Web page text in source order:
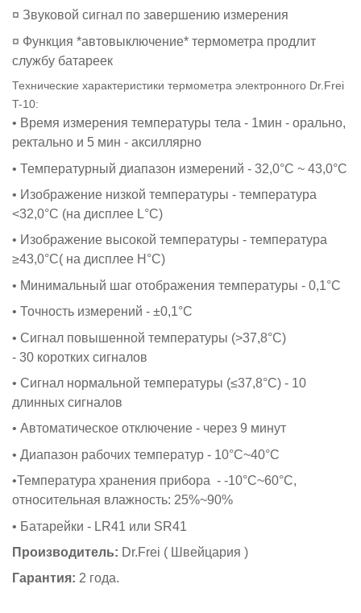
¤ Звуковой сигнал по завершению измерения
¤ Функция *автовыключение* термометра продлит
службу батареек
Технические характеристики термометра электронного Dr.Frei
T-10:
• Время измерения температуры тела - 1мин - орально,
ректально и 5 мин - аксиллярно
• Температурный диапазон измерений - 32,0°C ~ 43,0°C
• Изображение низкой температуры - температура
<32,0°C (на дисплее L°C)
• Изображение высокой температуры - температура
≥43,0°C( на дисплее H°C)
• Минимальный шаг отображения температуры - 0,1°C
• Точность измерений - ±0,1°C
• Сигнал повышенной температуры (>37,8°C)
- 30 коротких сигналов
• Сигнал нормальной температуры (≤37,8°C) - 10
длинных сигналов
• Автоматическое отключение - через 9 минут
• Диапазон рабочих температур - 10°C~40°C
•Температура хранения прибора - -10°C~60°C,
относительная влажность: 25%~90%
• Батарейки - LR41 или SR41
Производитель: Dr.Frei ( Швейцария )
Гарантия: 2 года.